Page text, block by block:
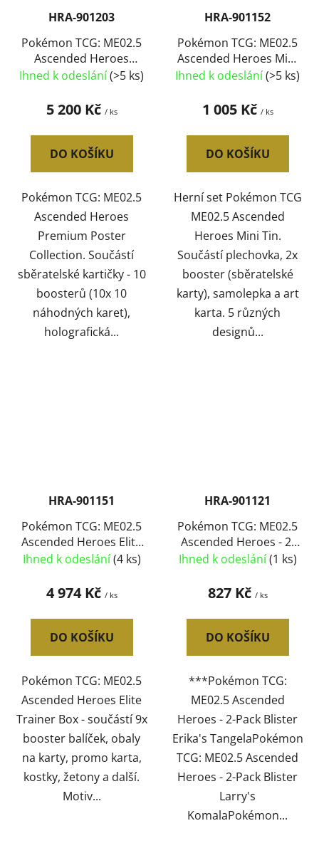
HRA-901203
Pokémon TCG: ME02.5
Ascended Heroes
Premium Poster
Ihned k odeslání(>5 ks)
5 200 Kč / ks
DO KOŠÍKU
Pokémon TCG: ME02.5
Ascended Heroes
Premium Poster
Collection. Součástí
sběratelské kartičky - 10
boosterů (10x 10
náhodných karet),
holografická...
HRA-901152
Pokémon TCG: ME02.5
Ascended Heroes Mini
Tin 2x booster v
Ihned k odeslání(>5 ks)
1 005 Kč / ks
DO KOŠÍKU
Herní set Pokémon TCG
ME02.5 Ascended
Heroes Mini Tin.
Součástí plechovka, 2x
booster (sběratelské
karty), samolepka a art
karta. 5 různých
designů...
HRA-901151
Pokémon TCG: ME02.5
Ascended Heroes Elite
Trainer Box 9x booster
Ihned k odeslání(4 ks)
4 974 Kč / ks
DO KOŠÍKU
Pokémon TCG: ME02.5
Ascended Heroes Elite
Trainer Box - součástí 9x
booster balíček, obaly
na karty, promo karta,
kostky, žetony a další.
Motiv...
HRA-901121
Pokémon TCG: ME02.5
Ascended Heroes - 2-
Pack Blister - 2druhy
Ihned k odeslání(1 ks)
827 Kč / ks
DO KOŠÍKU
***Pokémon TCG:
ME02.5 Ascended
Heroes - 2-Pack Blister
Erika's TangelaPokémon
TCG: ME02.5 Ascended
Heroes - 2-Pack Blister
Larry's
KomalaPokémon...